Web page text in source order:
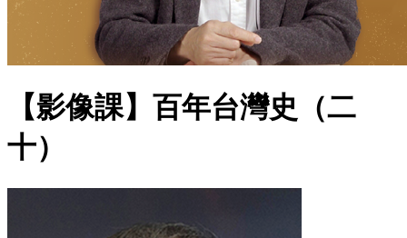
【影像課】百年台灣史（二
十）